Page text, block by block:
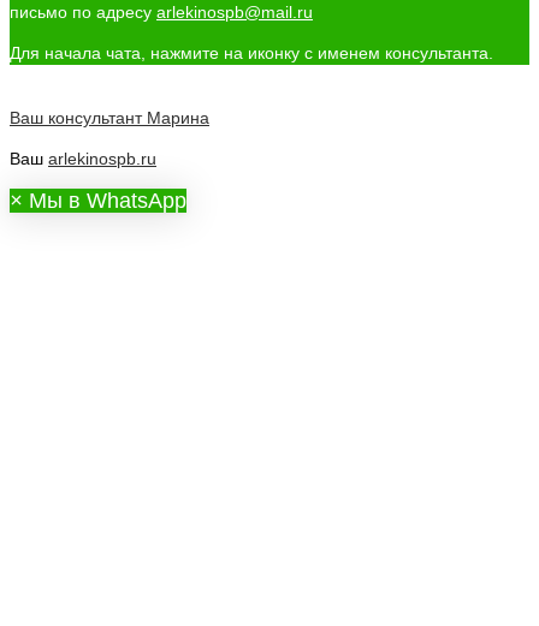
письмо по адресу arlekinospb@mail.ru
Для начала чата, нажмите на иконку с именем консультанта.
Ваш консультант Марина
Ваш arlekinospb.ru
× Мы в WhatsApp